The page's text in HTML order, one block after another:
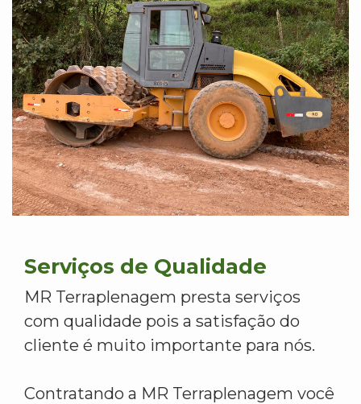
Serviços de Qualidade
MR Terraplenagem presta serviços
com qualidade pois a satisfação do
cliente é muito importante para nós.
Contratando a MR Terraplenagem você